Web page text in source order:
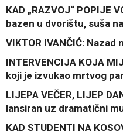
KAD „RAZVOJ“ POPIJE
bazen u dvorištu, suša
VIKTOR IVANČIĆ: Nazad
INTERVENCIJA KOJA
koji je izvukao mrtvog
LIJEPA VEČER, LIJEP
lansiran uz dramatični
KAD STUDENTI NA